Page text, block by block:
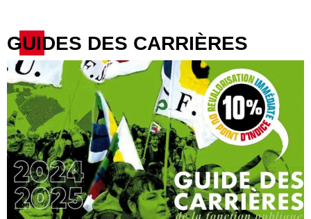
GUIDES DES CARRIÈRES